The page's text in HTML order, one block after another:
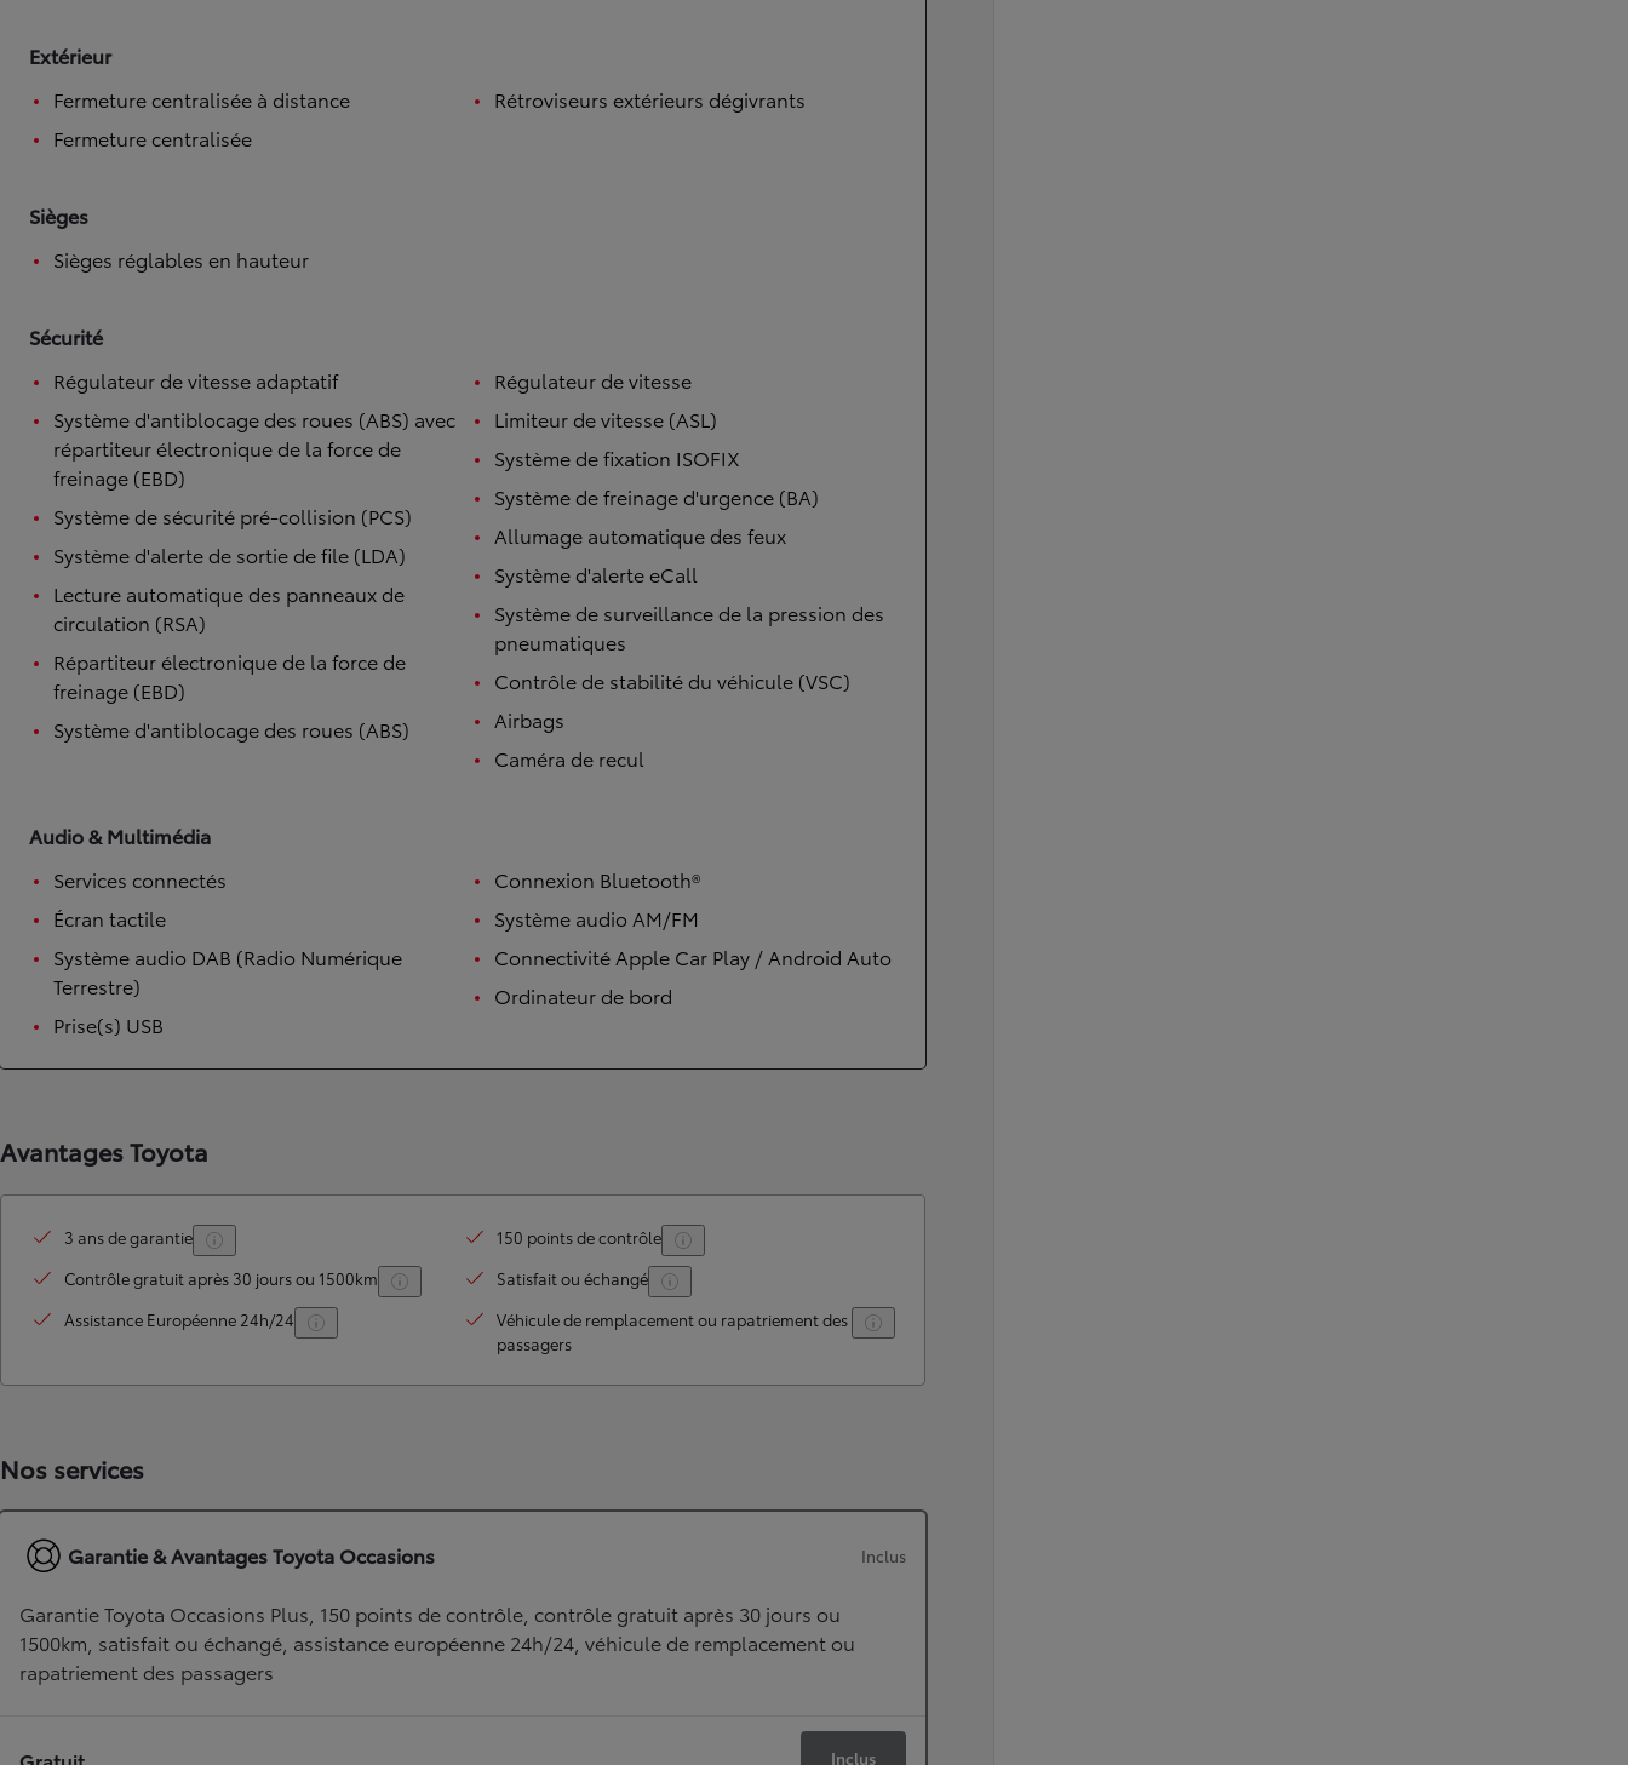
TOYOTA C-HR
Disponible rapidement
Extérieur
Fermeture centralisée à distance
Fermeture centralisée
Rétroviseurs extérieurs dégivrants
Sièges
Sièges réglables en hauteur
Sécurité
Régulateur de vitesse adaptatif
Système d'antiblocage des roues (ABS) avec
répartiteur électronique de la force de
freinage (EBD)
Système de sécurité pré-collision (PCS)
Système d'alerte de sortie de file (LDA)
Lecture automatique des panneaux de
circulation (RSA)
Répartiteur électronique de la force de
freinage (EBD)
Système d'antiblocage des roues (ABS)
Régulateur de vitesse
Limiteur de vitesse (ASL)
Système de fixation ISOFIX
Système de freinage d'urgence (BA)
Allumage automatique des feux
Système d'alerte eCall
Système de surveillance de la pression des
pneumatiques
Contrôle de stabilité du véhicule (VSC)
Airbags
Caméra de recul
Audio & Multimédia
Services connectés
Écran tactile
Système audio DAB (Radio Numérique
Terrestre)
Prise(s) USB
Connexion Bluetooth®
Système audio AM/FM
Connectivité Apple Car Play / Android Auto
Ordinateur de bord
Avantages Toyota
3 ans de garantie
150 points de contrôle
Contrôle gratuit après 30 jours ou 1500km
Satisfait ou échangé
Assistance Européenne 24h/24
Véhicule de remplacement ou rapatriement des
passagers
Nos services
Garantie & Avantages Toyota Occasions Inclus
Garantie Toyota Occasions Plus, 150 points de contrôle, contrôle gratuit après 30 jours ou
1500km, satisfait ou échangé, assistance européenne 24h/24, véhicule de remplacement ou
rapatriement des passagers
Gratuit Inclus